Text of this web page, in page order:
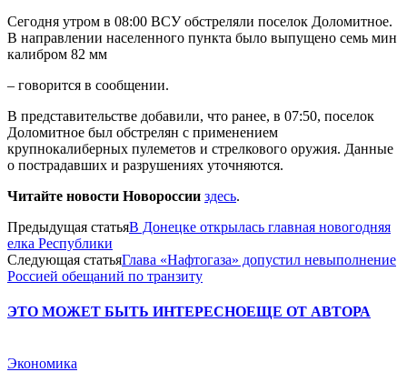
Сегодня утром в 08:00 ВСУ обстреляли поселок Доломитное.
В направлении населенного пункта было выпущено семь мин
калибром 82 мм
– говорится в сообщении.
В представительстве добавили, что ранее, в 07:50, поселок
Доломитное был обстрелян с применением
крупнокалиберных пулеметов и стрелкового оружия. Данные
о пострадавших и разрушениях уточняются.
Читайте новости Новороссии здесь.
Предыдущая статьяВ Донецке открылась главная новогодняя
елка Республики
Следующая статьяГлава «Нафтогаза» допустил невыполнение
Россией обещаний по транзиту
ЭТО МОЖЕТ БЫТЬ ИНТЕРЕСНОЕЩЕ ОТ АВТОРА
Экономика